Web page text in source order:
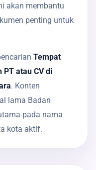
akan membantu
penting untuk
Tempat
PT atau CV di
. Konten
lama Badan
pada nama
kota aktif.